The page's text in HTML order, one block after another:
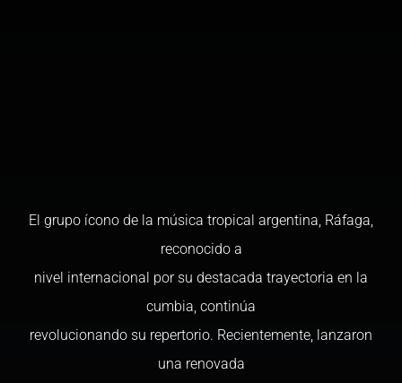
El grupo ícono de la música tropical argentina, Ráfaga,
reconocido a
nivel internacional por su destacada trayectoria en la
cumbia, continúa
revolucionando su repertorio. Recientemente, lanzaron
una renovada